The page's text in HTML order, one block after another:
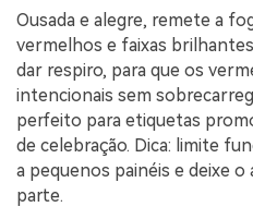
Ousada e alegre, remete a
vermelhos e faixas
dar respiro, para que os
intencionais sem
perfeito para etiquetas
de celebração. Dica: limite
a pequenos painéis e deixe
parte.